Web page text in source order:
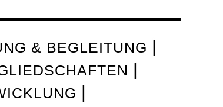
& BEGLEITUNG